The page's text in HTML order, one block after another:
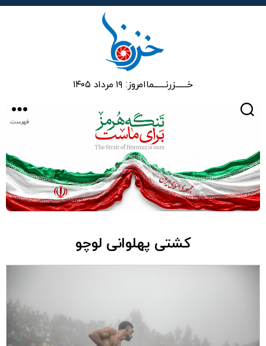
خـــــــزرنـــــــماامروز: ۱۹ مرداد ۱۴۰۵
فهرست
کشتی پهلوانی لوچو